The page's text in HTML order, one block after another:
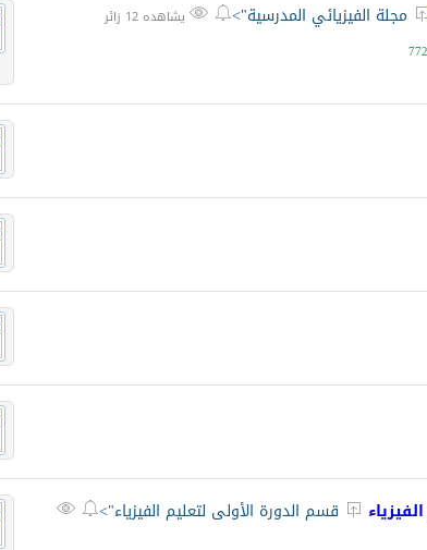
مجلة الفيزيائي المدرسية">
 يشاهده 12 زائر
 قسم الدورة الأولى لتعليم الفيزياء">
